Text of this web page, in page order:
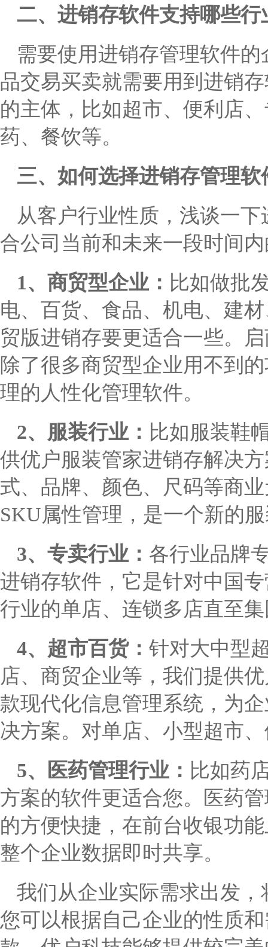
二、进销存软件支持哪些行
需要使用进销存管理软件
品交易买卖就需要用到进销
的主体，比如超市、便利店
药、餐饮等。
三、如何选择进销存管理软
从客户行业性质，浅谈一
合公司当前和未来一段时间
1、商贸型企业： 比如做批
电、百货、食品、机电、建
贸版进销存要更适合一些。
除了很多商贸型企业用不到
理的人性化管理软件。
2、服装行业： 比如服装鞋
供优户服装管家进销存解决
式、品牌、颜色、尺码等商
SKU属性管理，是一个新的
3、专卖行业： 各行业品牌
进销存软件，它是针对中国
行业的单店、连锁多店直至
4、超市百货： 针对大中型
店、商贸企业等，我们提供
款现代化信息管理系统，为
决方案。对单店、小型超市
5、医药管理行业： 比如药
方案的软件更适合您。医药
的方便快捷，在前台收银功
整个企业数据即时共享。
我们从企业实际需求出发
您可以根据自己企业的性质